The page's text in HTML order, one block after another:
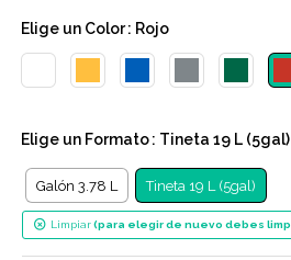
Elige un Color: Rojo
Elige un Formato: Tineta 19 L (5gal)
Galón 3.78 L Tineta 19 L (5gal)
Limpiar